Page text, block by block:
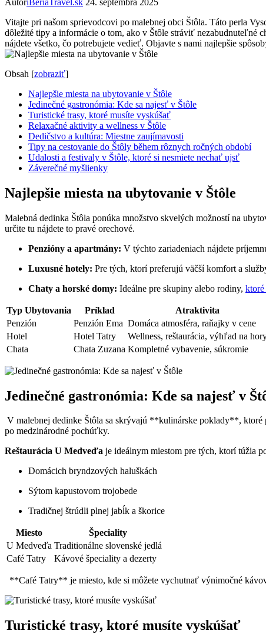
Vitajte pri našom ‌sprievodcovi po malebnej ‍obci Štôla. Táto perla
⁤dôležité tipy a informácie o tom, ako⁣ v Štôle stráviť nezabudnuteľné
⁤nájdete všetko, čo⁢ potrebujete vedieť.⁢ Objavte ‍s nami⁣ najlepšie
Obsah [zobraziť]
Najlepšie miesta na ubytovanie ​v Štôle
Jedinečné gastronómia: Kde sa najesť v Štôle
Turistické ‍trasy,‌ ktoré ​musíte vyskúšať
Relaxačné aktivity a wellness ⁣v Štôle
Dedičstvo a kultúra: Miestne zaujímavosti
Tipy na cestovanie do Štôly během⁢ rôznych ročných​ období
Udalosti ‍a festivaly⁣ v Štôle, ktoré si nesmiete nechať ​ujsť
Záverečné myšlienky
Najlepšie miesta na ubytovanie ​v Štôle
Malebná ⁢dedinka Štôla ponúka množstvo skvelých možností na
určite⁤ tu nájdete to⁢ pravé orechové.
Penzióny a apartmány: V týchto⁢ zariadeniach nájdete
Luxusné hotely: ⁤Pre tých,​ ktorí ​preferujú väčší ‌komfort a
Chaty‌ a horské domy: Ideálne pre ⁣skupiny alebo rodiny,
Typ Ubytovania Príklad
Atraktivita
Penzión
Penzión Ema Domáca atmosféra, raňajky‍ v cene
Hotel
Hotel Tatry
Wellness,‍ reštaurácia, výhľad na
Chata
Chata Zuzana Kompletné​ vybavenie, súkromie
Jedinečné gastronómia: Kde sa najesť v
⁣V malebnej⁢ dedinke Štôla sa skrývajú **kulinárske⁤ poklady**, ktoré
po⁤ medzinárodné pochúťky.
Reštaurácia U Medveďa je ideálnym⁤ miestom pre tých, ktorí túžia
Domácich bryndzových haluškách
Sýtom kapustovom ‍trojobede
Tradičnej štrúdli plnej ⁢jabĺk a škorice
Miesto
Špeciality
U Medveďa Traditionálne⁢ slovenské⁢ jedlá
Café Tatry
Kávové špeciality a⁤ dezerty
**Café Tatry** je ⁣miesto,⁤ kde si‌ môžete vychutnať výnimočné
Turistické ‍trasy,‌ ktoré ​musíte vyskúšať